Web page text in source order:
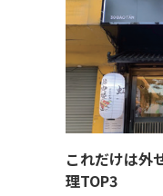
これだけは外
理TOP3